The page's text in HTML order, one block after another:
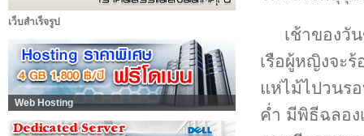
เว็บสำเร็จรูป
Web Hosting
เช้าของวั
เรือผู้หญิงจะ
แห่ไม้ไปวนร
ค่ำ มีพิธีฉลอง